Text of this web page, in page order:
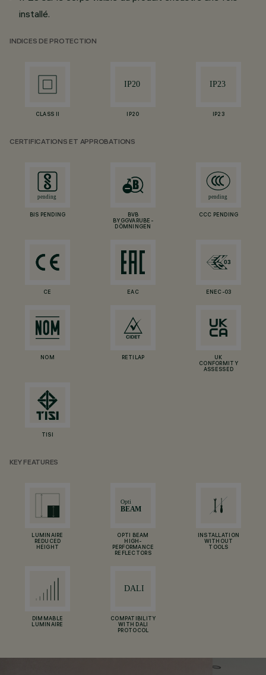
installé.
INDICES DE PROTECTION
CLASS II IP20 IP23
CERTIFICATIONS ET APPROBATIONS
BIS PENDING
BVB
BYGGVARUBE-
DÖMNINGEN
CCC PENDING
CE EAC ENEC-03
NOM RETILAP
UK
CONFORMITY
ASSESSED
TISI
KEY FEATURES
LUMINAIRE
REDUCED
HEIGHT
OPTI BEAM
HIGH-
PERFORMANCE
REFLECTORS
INSTALLATION
WITHOUT
TOOLS
DIMMABLE
LUMINAIRE
COMPATIBILITY
WITH DALI
PROTOCOL